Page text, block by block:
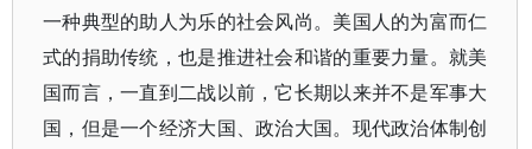
一种典型的助人为乐的社会风尚。美国人的为富而仁
式的捐助传统，也是推进社会和谐的重要力量。就美
国而言，一直到二战以前，它长期以来并不是军事大
国，但是一个经济大国、政治大国。现代政治体制创